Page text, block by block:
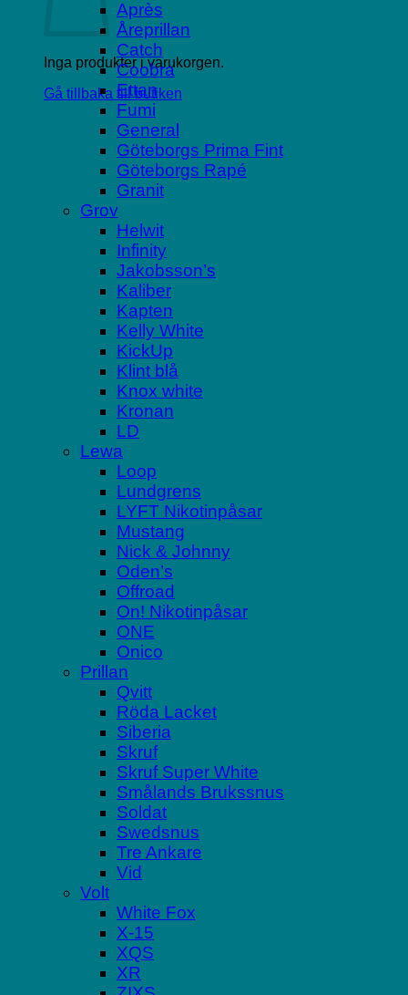
Inga produkter i varukorgen.
Gå tillbaka till butiken
Après
Åreprillan
Catch
Coobra
Ettan
Fumi
General
Göteborgs Prima Fint
Göteborgs Rapé
Granit
Grov
Helwit
Infinity
Jakobsson’s
Kaliber
Kapten
Kelly White
KickUp
Klint blå
Knox white
Kronan
LD
Lewa
Loop
Lundgrens
LYFT Nikotinpåsar
Mustang
Nick & Johnny
Oden’s
Offroad
On! Nikotinpåsar
ONE
Onico
Prillan
Qvitt
Röda Lacket
Siberia
Skruf
Skruf Super White
Smålands Brukssnus
Soldat
Swedsnus
Tre Ankare
Vid
Volt
White Fox
X-15
XQS
XR